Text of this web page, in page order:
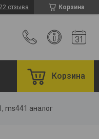
Корзина
22 отзыва
Корзина
ms441 аналог